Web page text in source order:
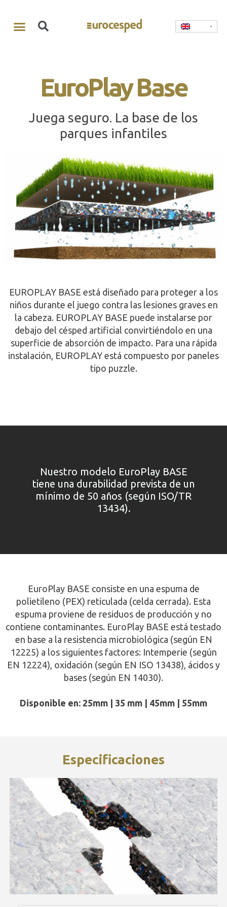
EuroPlay Base
Juega seguro. La base de los
parques infantiles
EUROPLAY BASE está diseñado para proteger a los
niños durante el juego contra las lesiones graves en
la cabeza. EUROPLAY BASE puede instalarse por
debajo del césped artificial convirtiéndolo en una
superficie de absorción de impacto. Para una rápida
instalación, EUROPLAY está compuesto por paneles
tipo puzzle.
Nuestro modelo EuroPlay BASE
tiene una durabilidad prevista de un
mínimo de 50 años (según ISO/TR
13434).
EuroPlay BASE consiste en una espuma de
polietileno (PEX) reticulada (celda cerrada). Esta
espuma proviene de residuos de producción y no
contiene contaminantes. EuroPlay BASE está testado
en base a la resistencia microbiológica (según EN
12225) a los siguientes factores: Intemperie (según
EN 12224), oxidación (según EN ISO 13438), ácidos y
bases (según EN 14030).
Disponible en: 25mm | 35 mm | 45mm | 55mm
Especificaciones